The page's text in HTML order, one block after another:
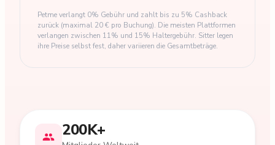
Petme verlangt 0% Gebühr und zahlt bis zu 5% Cashback
zurück (maximal 20 € pro Buchung). Die meisten Plattformen
verlangen zwischen 11% und 15% Haltergebühr. Sitter legen
ihre Preise selbst fest, daher variieren die Gesamtbeträge.
200K+